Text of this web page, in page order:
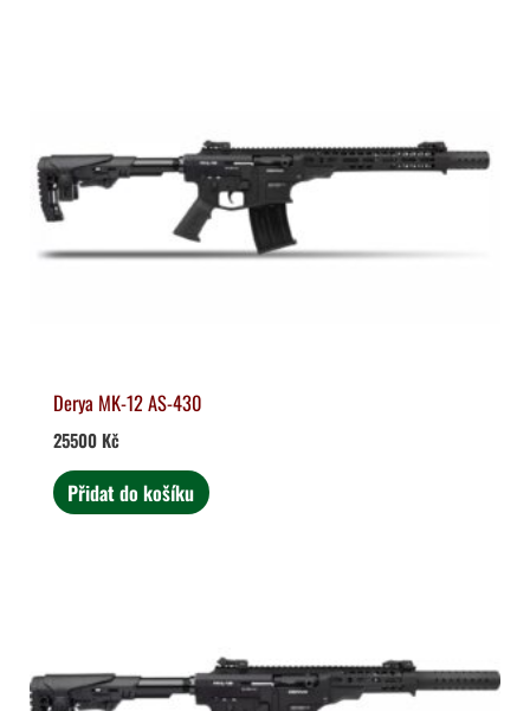
Derya MK-12 AS-430
25500 Kč
Přidat do košíku